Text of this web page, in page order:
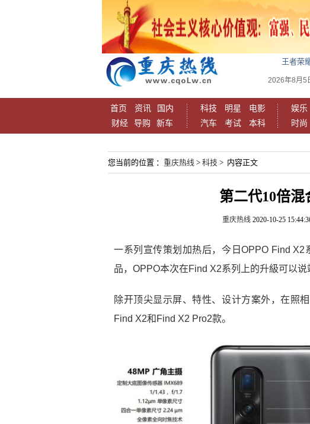
王者荣
2026年8月5
首页 资讯
国内
财经
导购 新车
科技 明星
电影
汽车
考试 本科
娱乐
时尚
您当前的位置 ： 重庆热线 > 科技 > 内容正文
第二代10倍混
重庆热线 2020-10-25
一系列宣传策划加热后，今日OPPO Find
品，OPPO本次在Find X2系列上的升級可以说
除开顶尖显示屏、特性、设计方案外，在照
Find X2和Find X2 Pro2款。